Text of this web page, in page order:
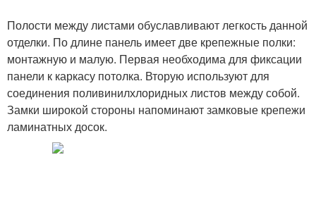
Полости между листами обуславливают легкость данной
отделки. По длине панель имеет две крепежные полки:
монтажную и малую. Первая необходима для фиксации
панели к каркасу потолка. Вторую используют для
соединения поливинилхлоридных листов между собой.
Замки широкой стороны напоминают замковые крепежи
ламинатных досок.